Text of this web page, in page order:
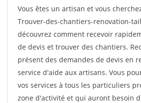
Vous êtes un artisan et vous
Trouver-des-chantiers-renovation-
découvrez comment recevoir
de devis et trouver des chantiers.
présent des demandes de devis en
service d'aide aux artisans. Vous
vos services à tous les particuliers
zone d'activité et qui auront besoin